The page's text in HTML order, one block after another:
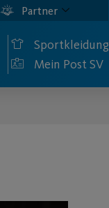
Partner
Sportkleidung
Mein Post SV